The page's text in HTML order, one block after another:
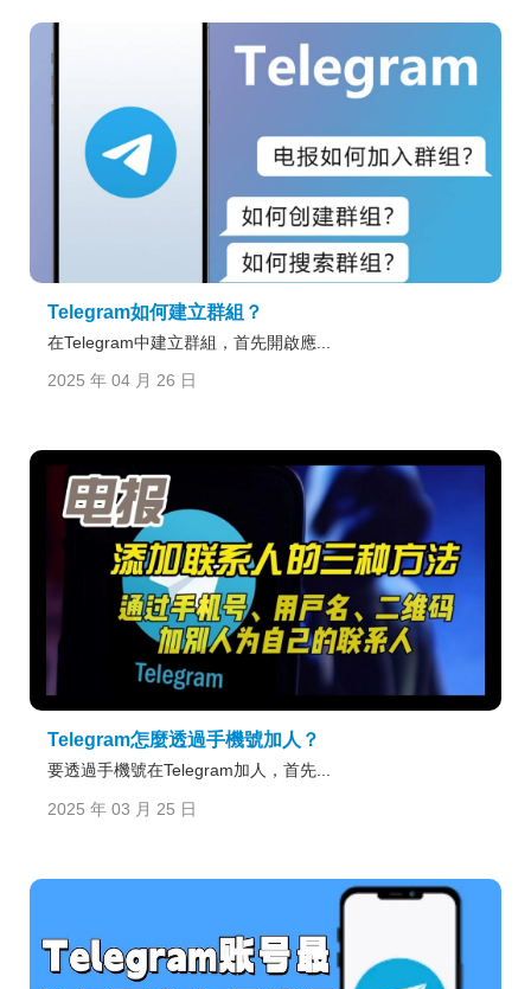
Telegram如何建立群組？
在Telegram中建立群組，首先開啟應...
2025 年 04 月 26 日
Telegram怎麼透過手機號加人？
要透過手機號在Telegram加人，首先...
2025 年 03 月 25 日